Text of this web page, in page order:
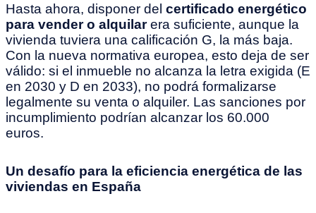
Hasta ahora, disponer del certificado energético
para vender o alquilarera suficiente, aunque la
vivienda tuviera una calificación G, la más baja.
Con la nueva normativa europea, esto deja de ser
válido: si el inmueble no alcanza la letra exigida (E
en 2030 y D en 2033), no podrá formalizarse
legalmente su venta o alquiler. Las sanciones por
incumplimiento podrían alcanzar los 60.000
euros.
Un desafío para la eficiencia energética de las
viviendas en España